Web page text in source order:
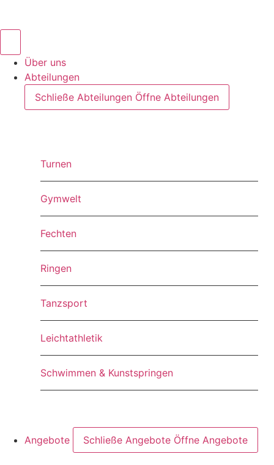
Über uns
Abteilungen
Schließe Abteilungen Öffne Abteilungen
Turnen
Gymwelt
Fechten
Ringen
Tanzsport
Leichtathletik
Schwimmen & Kunstspringen
Angebote Schließe Angebote Öffne Angebote